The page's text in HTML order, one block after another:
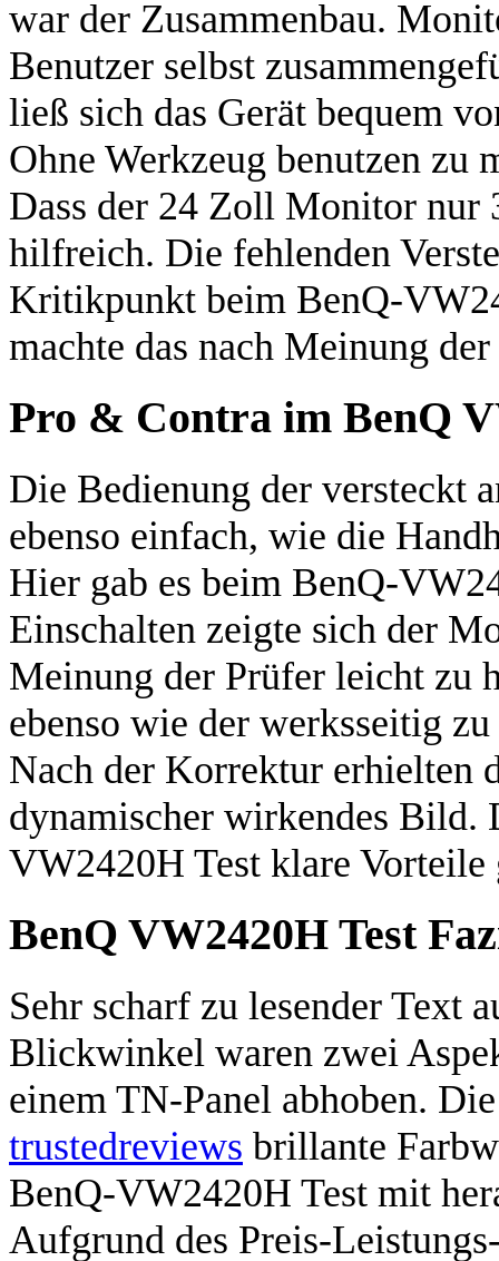
war der Zusammenbau.
Benutzer selbst
ließ sich das Gerät bequem
Ohne Werkzeug benutzen zu
Dass der 24 Zoll Monitor nur
hilfreich. Die fehlenden
Kritikpunkt beim BenQ-
machte das nach Meinung
Pro & Contra im BenQ
Die Bedienung der versteckt
ebenso einfach, wie die
Hier gab es beim BenQ-
Einschalten zeigte sich der
Meinung der Prüfer leicht zu
ebenso wie der werksseitig
Nach der Korrektur erhielten
dynamischer wirkendes Bild.
VW2420H Test klare Vorteile
BenQ VW2420H Test
Sehr scharf zu lesender Text
Blickwinkel waren zwei
einem TN-Panel abhoben.
trustedreviews brillante
BenQ-VW2420H Test mit
Aufgrund des Preis-